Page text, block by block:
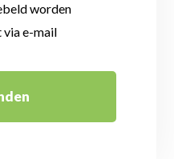
worden
e-mail